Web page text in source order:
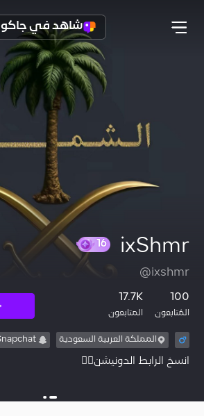
شاهد في جاكو
ixShmr
@ixshmr
100
المُتابعون
17.7K
المتابعون
المملكة العربية السعودية Snapchat